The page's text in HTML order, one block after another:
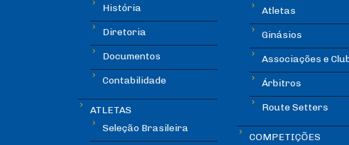
História
Diretoria
Documentos
Contabilidade
ATLETAS
Seleção Brasileira
Atletas
Ginásios
Associações e
Árbitros
Route Setters
COMPETIÇÕES